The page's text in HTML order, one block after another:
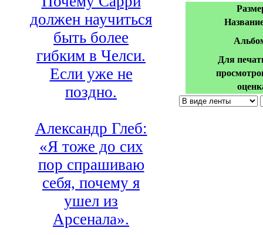
должен научиться
быть более
гибким в Челси.
Если уже не
поздно.
Александр Глеб:
«Я тоже до сих
пор спрашиваю
себя, почему я
ушел из
Арсенала».
Для